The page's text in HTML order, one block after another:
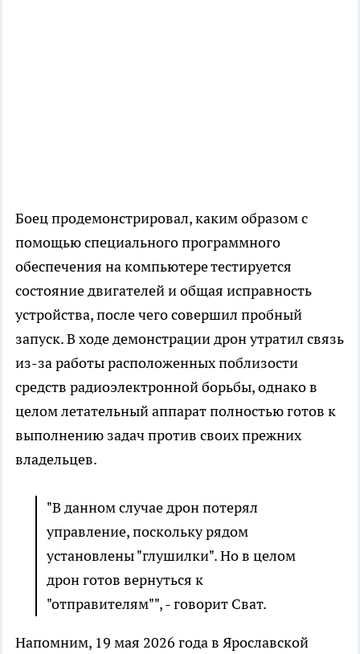
Боец продемонстрировал, каким образом с
помощью специального программного
обеспечения на компьютере тестируется
состояние двигателей и общая исправность
устройства, после чего совершил пробный
запуск. В ходе демонстрации дрон утратил связь
из-за работы расположенных поблизости
средств радиоэлектронной борьбы, однако в
целом летательный аппарат полностью готов к
выполнению задач против своих прежних
владельцев.
"В данном случае дрон потерял
управление, поскольку рядом
установлены "глушилки". Но в целом
дрон готов вернуться к
"отправителям"", - говорит Сват.
Напомним, 19 мая 2026 года в Ярославской